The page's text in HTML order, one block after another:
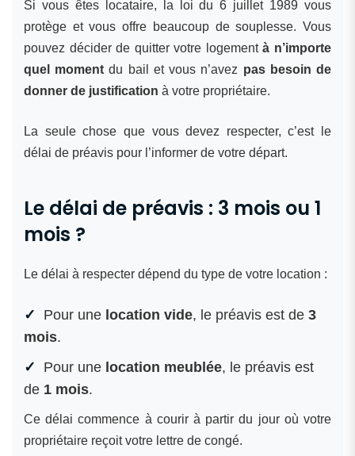
Si vous êtes locataire, la loi du 6 juillet 1989 vous
protège et vous offre beaucoup de souplesse. Vous
pouvez décider de quitter votre logementà n’importe
quel moment du bail et vous n’avez pas besoin de
donner de justification à votre propriétaire.
La seule chose que vous devez respecter, c’est le
délai de préavis pour l’informer de votre départ.
Le délai de préavis : 3 mois ou 1
mois ?
Le délai à respecter dépend du type de votre location :
Pour une location vide, le préavis est de 3
mois.
Pour une location meublée, le préavis est
de 1 mois.
Ce délai commence à courir à partir du jour où votre
propriétaire reçoit votre lettre de congé.